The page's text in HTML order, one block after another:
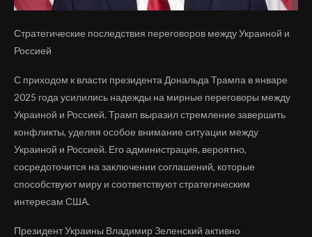
Стратегические последствия переговоров между Украиной и
Россией
С приходом к власти президента Дональда Трампа в январе
2025 года усилились надежды на мирные переговоры между
Украиной и Россией. Трамп выразил стремление завершить
конфликты, уделяя особое внимание ситуации между
Украиной и Россией. Его администрация, вероятно,
сосредоточится на заключении соглашений, которые
способствуют миру и соответствуют стратегическим
интересам США.
Президент Украины Владимир Зеленский активно